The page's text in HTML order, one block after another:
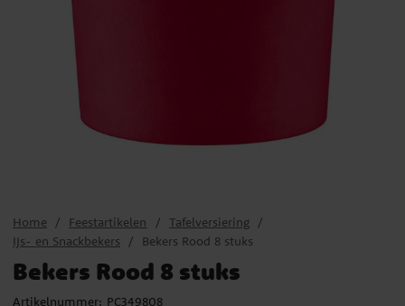
Home Feestartikelen
Tafelversiering
IJs- en Snackbekers
Bekers Rood 8 stuks
Bekers Rood 8 stuks
Artikelnummer: PC349808